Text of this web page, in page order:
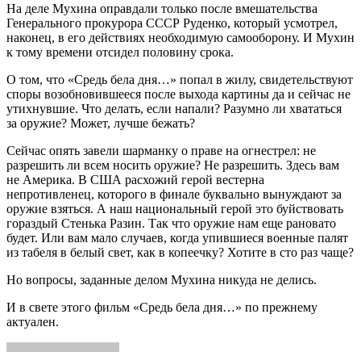
На деле Мухина оправдали только после вмешательства
Генерального прокурора СССР Руденко, который усмотрел,
наконец, в его действиях необходимую самооборону. И Мухин
к тому времени отсидел половину срока.
О том, что «Средь бела дня…» попал в жилу, свидетельствуют
споры возобновившееся после выхода картины да и сейчас не
утихнувшие. Что делать, если напали? Разумно ли хвататься
за оружие? Может, лучше бежать?
Сейчас опять завели шарманку о праве на огнестрел: не
разрешить ли всем носить оружие? Не разрешить. Здесь вам
не Америка. В США расхожий герой вестерна
непротивленец, которого в финале буквально вынуждают за
оружие взяться. А наш национальный герой это буйствовать
гораздый Стенька Разин. Так что оружие нам еще рановато
будет. Или вам мало случаев, когда упившиеся военные палят
из табеля в белый свет, как в копеечку? Хотите в сто раз чаще?
Но вопросы, заданные делом Мухина никуда не делись.
И в свете этого фильм «Средь бела дня…» по прежнему
актуален.